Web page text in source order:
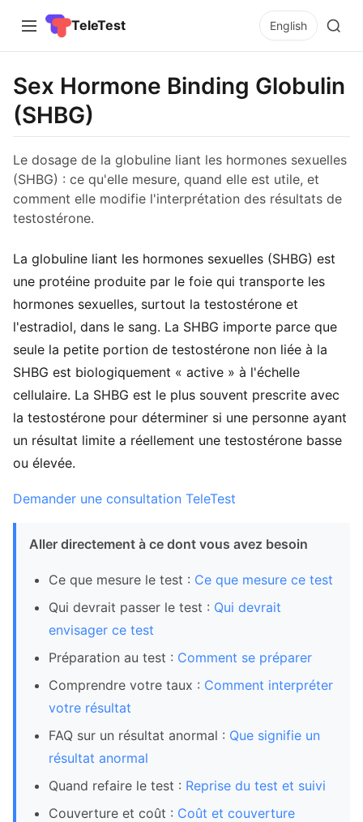
TeleTest English
Sex Hormone Binding Globulin
(SHBG)
Le dosage de la globuline liant les hormones sexuelles
(SHBG) : ce qu'elle mesure, quand elle est utile, et
comment elle modifie l'interprétation des résultats de
testostérone.
La globuline liant les hormones sexuelles (SHBG) est
une protéine produite par le foie qui transporte les
hormones sexuelles, surtout la testostérone et
l'estradiol, dans le sang. La SHBG importe parce que
seule la petite portion de testostérone non liée à la
SHBG est biologiquement « active » à l'échelle
cellulaire. La SHBG est le plus souvent prescrite avec
la testostérone pour déterminer si une personne ayant
un résultat limite a réellement une testostérone basse
ou élevée.
Demander une consultation TeleTest
Aller directement à ce dont vous avez besoin
Ce que mesure le test : Ce que mesure ce test
Qui devrait passer le test : Qui devrait
envisager ce test
Préparation au test : Comment se préparer
Comprendre votre taux : Comment interpréter
votre résultat
FAQ sur un résultat anormal : Que signifie un
résultat anormal
Quand refaire le test : Reprise du test et suivi
Couverture et coût : Coût et couverture